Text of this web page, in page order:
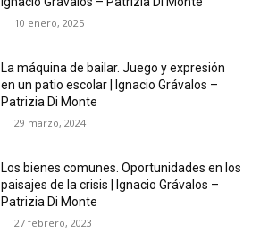
10 enero, 2025
La máquina de bailar. Juego y expresión
en un patio escolar | Ignacio Grávalos –
Patrizia Di Monte
29 marzo, 2024
Los bienes comunes. Oportunidades en los
paisajes de la crisis | Ignacio Grávalos –
Patrizia Di Monte
27 febrero, 2023